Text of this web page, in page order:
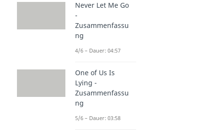
Never Let Me Go
-
Zusammenfassu
ng
4/6 – Dauer: 04:57
One of Us Is
Lying -
Zusammenfassu
ng
5/6 – Dauer: 03:58